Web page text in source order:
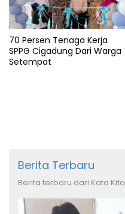
70 Persen Tenaga Kerja
SPPG Cigadung Dari Warga
Setempat
Berita Terbaru
Berita terbaru dari Kata Kita